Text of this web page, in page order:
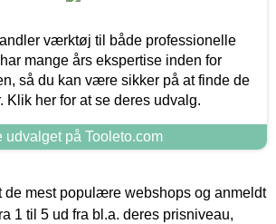
værktøj til både professionelle
mange års ekspertise inden for
så du kan være sikker på at finde de
Klik her for at se deres udvalg.
udvalget på Tooleto.com
de mest populære webshops og anmeldt
1 til 5 ud fra bl.a. deres prisniveau,